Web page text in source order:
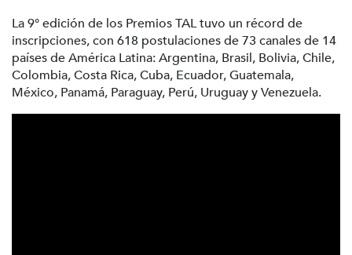
La 9° edición de los Premios TAL tuvo un récord de
inscripciones, con 618 postulaciones de 73 canales de 14
países de América Latina: Argentina, Brasil, Bolivia, Chile,
Colombia, Costa Rica, Cuba, Ecuador, Guatemala,
México, Panamá, Paraguay, Perú, Uruguay y Venezuela.